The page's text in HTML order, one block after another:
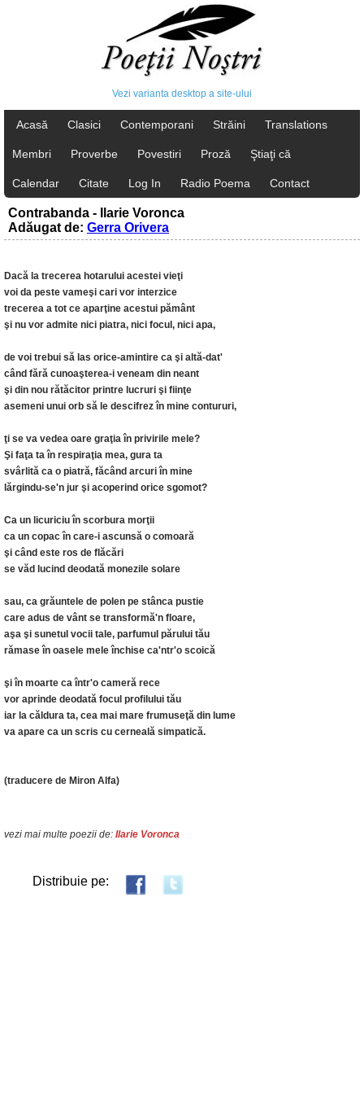
Vezi varianta desktop a site-ului
Acasă Clasici Contemporani Străini Translations
Membri Proverbe Povestiri Proză Ştiaţi că
Calendar Citate Log In Radio Poema Contact
Contrabanda - Ilarie Voronca
Adăugat de: Gerra Orivera
Dacă la trecerea hotarului acestei vieţi
voi da peste vameşi cari vor interzice
trecerea a tot ce aparţine acestui pământ
şi nu vor admite nici piatra, nici focul, nici apa,
de voi trebui să las orice-amintire ca şi altă-dat'
când fără cunoaşterea-i veneam din neant
şi din nou rătăcitor printre lucruri şi fiinţe
asemeni unui orb să le descifrez în mine contururi,
ţi se va vedea oare graţia în privirile mele?
Şi faţa ta în respiraţia mea, gura ta
svârlită ca o piatră, făcând arcuri în mine
lărgindu-se'n jur şi acoperind orice sgomot?
Ca un licuriciu în scorbura morţii
ca un copac în care-i ascunsă o comoară
şi când este ros de flăcări
se văd lucind deodată monezile solare
sau, ca grăuntele de polen pe stânca pustie
care adus de vânt se transformă'n floare,
aşa şi sunetul vocii tale, parfumul părului tău
rămase în oasele mele închise ca'ntr'o scoică
şi în moarte ca într'o cameră rece
vor aprinde deodată focul profilului tău
iar la căldura ta, cea mai mare frumuseţă din lume
va apare ca un scris cu cerneală simpatică.
(traducere de Miron Alfa)
vezi mai multe poezii de: Ilarie Voronca
Distribuie pe: